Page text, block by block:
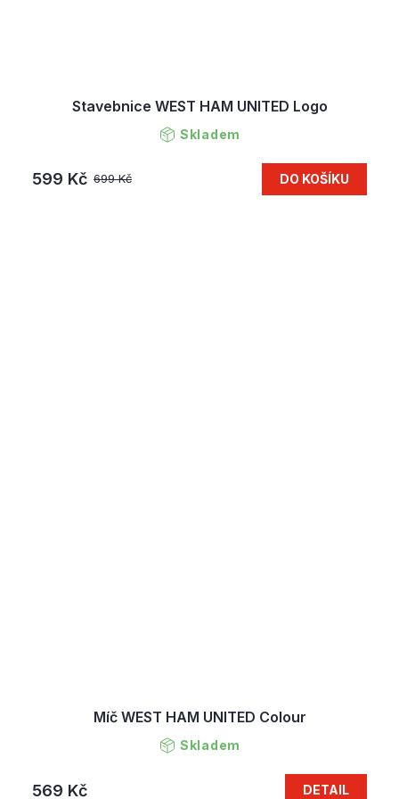
Stavebnice WEST HAM UNITED Logo
Skladem
699 Kč
599 Kč DO KOŠÍKU
Míč WEST HAM UNITED Colour
Skladem
569 Kč DETAIL